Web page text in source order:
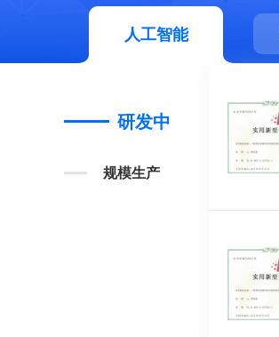
人工智能
人工智能
研发中
规模生产